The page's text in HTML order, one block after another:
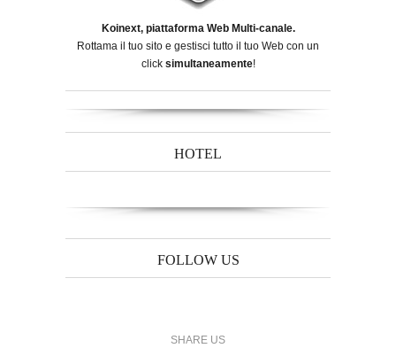
Koinext, piattaforma Web Multi-canale.
Rottama il tuo sito e gestisci tutto il tuo Web con un
click simultaneamente!
HOTEL
FOLLOW US
SHARE US